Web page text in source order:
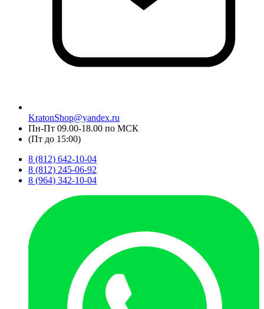
KratonShop@yandex.ru
Пн-Пт 09.00-18.00 по МСК
(Пт до 15:00)
8 (812) 642-10-04
8 (812) 245-06-92
8 (964) 342-10-04